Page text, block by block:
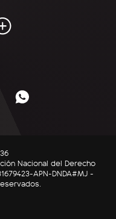
Nacional del Derecho
APN-DNDA#MJ -